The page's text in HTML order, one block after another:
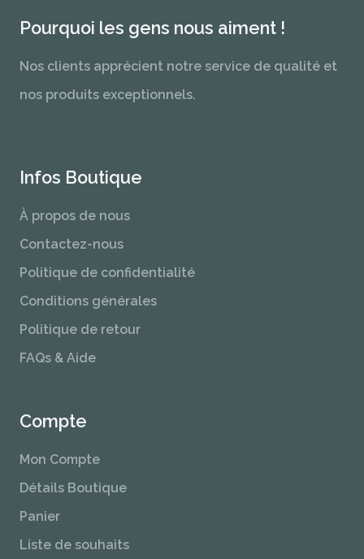
Pourquoi les gens nous aiment !
Nos clients apprécient notre service de qualité et
nos produits exceptionnels.
Infos Boutique
À propos de nous
Contactez-nous
Politique de confidentialité
Conditions générales
Politique de retour
FAQs & Aide
Compte
Mon Compte
Détails Boutique
Panier
Liste de souhaits